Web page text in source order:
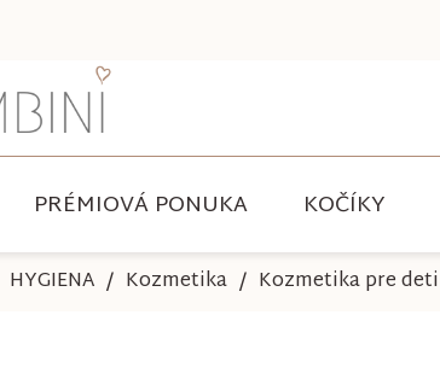
PRÉMIOVÁ PONUKA KOČÍKY
HYGIENA Kozmetika Kozmetika pre deti